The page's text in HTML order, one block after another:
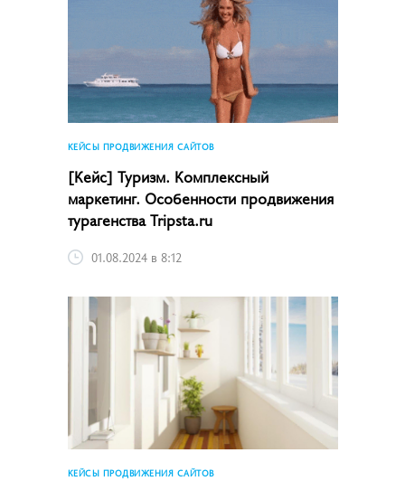
КЕЙСЫ ПРОДВИЖЕНИЯ САЙТОВ
[Кейс] Туризм. Комплексный
маркетинг. Особенности продвижения
турагенства Tripsta.ru
01.08.2024 в 8:12
КЕЙСЫ ПРОДВИЖЕНИЯ САЙТОВ